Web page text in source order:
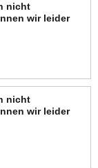
nicht
wir leider
nicht
wir leider